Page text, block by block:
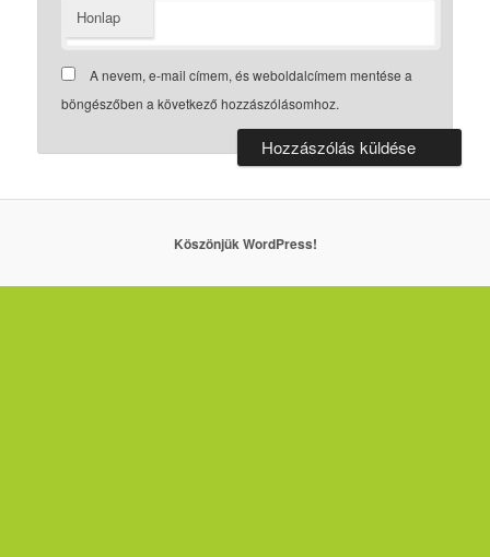
Honlap
A nevem, e-mail címem, és weboldalcímem mentése a
böngészőben a következő hozzászólásomhoz.
Köszönjük WordPress!